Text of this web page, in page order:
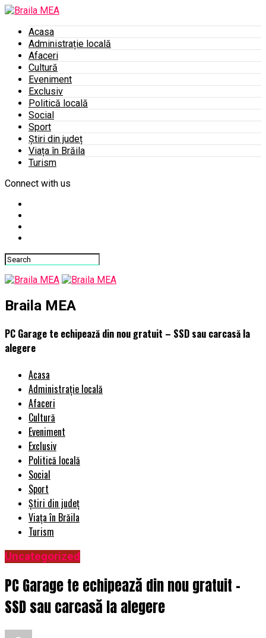
Acasa
Administrație locală
Afaceri
Cultură
Eveniment
Exclusiv
Politică locală
Social
Sport
Știri din județ
Viața în Brăila
Turism
Connect with us
Braila MEA
PC Garage te echipează din nou gratuit – SSD sau carcasă la
alegere
Acasa
Administrație locală
Afaceri
Cultură
Eveniment
Exclusiv
Politică locală
Social
Sport
Știri din județ
Viața în Brăila
Turism
Uncategorized
PC Garage te echipează din nou gratuit –
SSD sau carcasă la alegere